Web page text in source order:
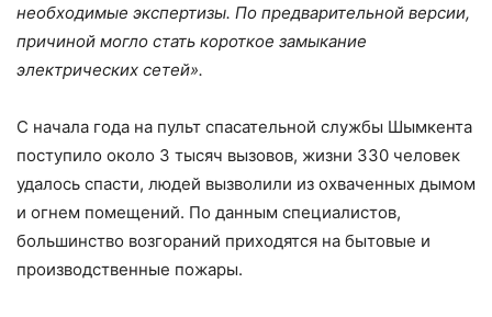
необходимые экспертизы. По предварительной версии,
причиной могло стать короткое замыкание
электрических сетей».
С начала года на пульт спасательной службы Шымкента
поступило около 3 тысяч вызовов, жизни 330 человек
удалось спасти, людей вызволили из охваченных дымом
и огнем помещений. По данным специалистов,
большинство возгораний приходятся на бытовые и
производственные пожары.